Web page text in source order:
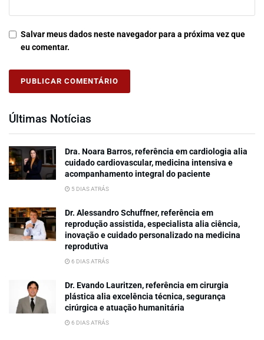
Salvar meus dados neste navegador para a próxima vez que
eu comentar.
Últimas Notícias
Dra. Noara Barros, referência em cardiologia alia
cuidado cardiovascular, medicina intensiva e
acompanhamento integral do paciente
5 DIAS ATRÁS
Dr. Alessandro Schuffner, referência em
reprodução assistida, especialista alia ciência,
inovação e cuidado personalizado na medicina
reprodutiva
6 DIAS ATRÁS
Dr. Evando Lauritzen, referência em cirurgia
plástica alia excelência técnica, segurança
cirúrgica e atuação humanitária
6 DIAS ATRÁS